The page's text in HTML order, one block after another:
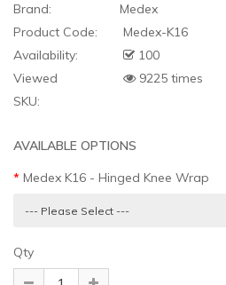
Brand:
Medex
Product Code:
Medex-K16
Availability:
100
Viewed
9225 times
SKU:
AVAILABLE OPTIONS
Medex K16 - Hinged Knee Wrap
Qty